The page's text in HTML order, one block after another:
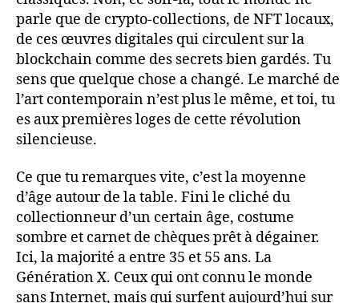
parle que de crypto-collections, de NFT locaux,
de ces œuvres digitales qui circulent sur la
blockchain comme des secrets bien gardés. Tu
sens que quelque chose a changé. Le marché de
l’art contemporain n’est plus le même, et toi, tu
es aux premières loges de cette révolution
silencieuse.
Ce que tu remarques vite, c’est la moyenne
d’âge autour de la table. Fini le cliché du
collectionneur d’un certain âge, costume
sombre et carnet de chèques prêt à dégainer.
Ici, la majorité a entre 35 et 55 ans. La
Génération X. Ceux qui ont connu le monde
sans Internet, mais qui surfent aujourd’hui sur